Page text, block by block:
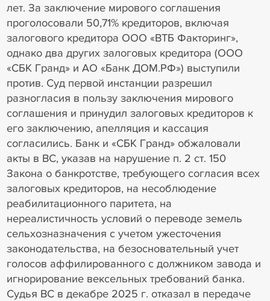
лет. За заключение мирового соглашения
проголосовали 50,71% кредиторов, включая
залогового кредитора ООО «ВТБ Факторинг»,
однако два других залоговых кредитора (ООО
«СБК Гранд» и АО «Банк ДОМ.РФ») выступили
против. Суд первой инстанции разрешил
разногласия в пользу заключения мирового
соглашения и принудил залоговых кредиторов к
его заключению, апелляция и кассация
согласились. Банк и «СБК Гранд» обжаловали
акты в ВС, указав на нарушение п. 2 ст. 150
Закона о банкротстве, требующего согласия всех
залоговых кредиторов, на несоблюдение
реабилитационного паритета, на
нереалистичность условий о переводе земель
сельхозназначения с учетом ужесточения
законодательства, на безосновательный учет
голосов аффилированного с должником завода и
игнорирование вексельных требований банка.
Судья ВС в декабре 2025 г. отказал в передаче